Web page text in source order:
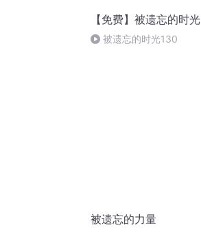
【免费】被遗忘的时光
被遗忘的时光130
被遗忘的力量